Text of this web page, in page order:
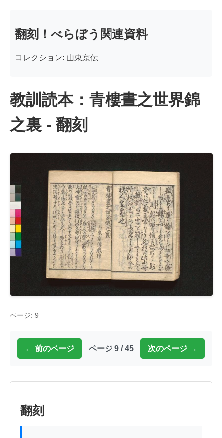
翻刻！べらぼう関連資料
コレクション: 山東京伝
教訓読本：青樓晝之世界錦
之裏 - 翻刻
ページ: 9
← 前のページ ページ 9 / 45 次のページ →
翻刻